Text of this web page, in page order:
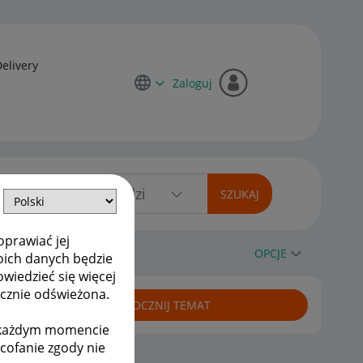
jej
danych będzie
się więcej
odświeżona.
momencie
zgody nie
Zaloguj
do hurtowni OPCJE
ROZPOCZNIJ TEMAT